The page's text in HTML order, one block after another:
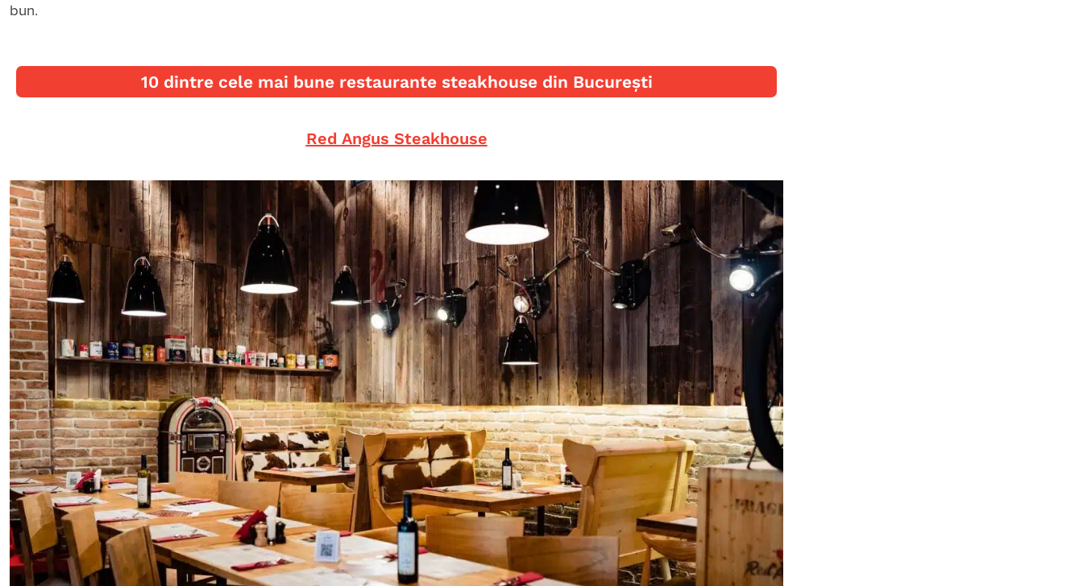
bun.
10 dintre cele mai bune restaurante steakhouse din București
Red Angus Steakhouse